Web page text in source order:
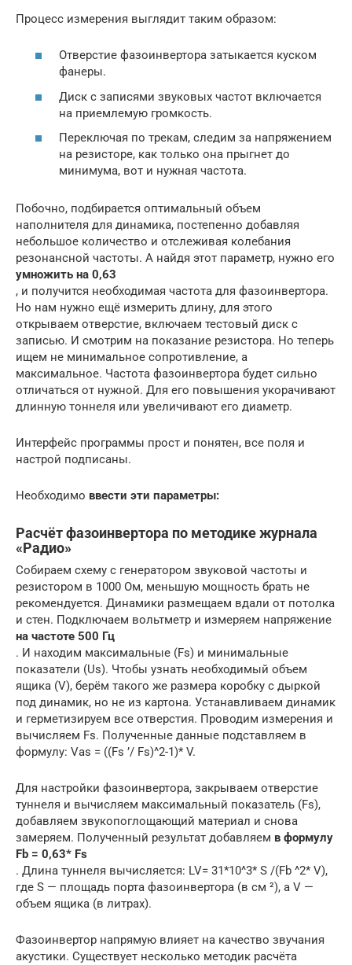
Процесс измерения выглядит таким образом:
Отверстие фазоинвертора затыкается куском
фанеры.
Диск с записями звуковых частот включается
на приемлемую громкость.
Переключая по трекам, следим за напряжением
на резисторе, как только она прыгнет до
минимума, вот и нужная частота.
Побочно, подбирается оптимальный объем
наполнителя для динамика, постепенно добавляя
небольшое количество и отслеживая колебания
резонансной частоты. А найдя этот параметр, нужно его
умножить на 0,63
, и получится необходимая частота для фазоинвертора.
Но нам нужно ещё измерить длину, для этого
открываем отверстие, включаем тестовый диск с
записью. И смотрим на показание резистора. Но теперь
ищем не минимальное сопротивление, а
максимальное. Частота фазоинвертора будет сильно
отличаться от нужной. Для его повышения укорачивают
длинную тоннеля или увеличивают его диаметр.
Интерфейс программы прост и понятен, все поля и
настрой подписаны.
Необходимо ввести эти параметры:
Расчёт фазоинвертора по методике журнала
«Радио»
Собираем схему с генератором звуковой частоты и
резистором в 1000 Ом, меньшую мощность брать не
рекомендуется. Динамики размещаем вдали от потолка
и стен. Подключаем вольтметр и измеряем напряжение
на частоте 500 Гц
. И находим максимальные (Fs) и минимальные
показатели (Us). Чтобы узнать необходимый объем
ящика (V), берём такого же размера коробку с дыркой
под динамик, но не из картона. Устанавливаем динамик
и герметизируем все отверстия. Проводим измерения и
вычисляем Fs. Полученные данные подставляем в
формулу: Vas = ((Fs ’/ Fs)^2-1)* V.
Для настройки фазоинвертора, закрываем отверстие
туннеля и вычисляем максимальный показатель (Fs),
добавляем звукопоглощающий материал и снова
замеряем. Полученный результат добавляем в формулу
Fb = 0,63* Fs
. Длина туннеля вычисляется: LV= 31*10^3* S /(Fb ^2* V),
где S — площадь порта фазоинвертора (в см ²), а V —
объем ящика (в литрах).
Фазоинвертор напрямую влияет на качество звучания
акустики. Существует несколько методик расчёта